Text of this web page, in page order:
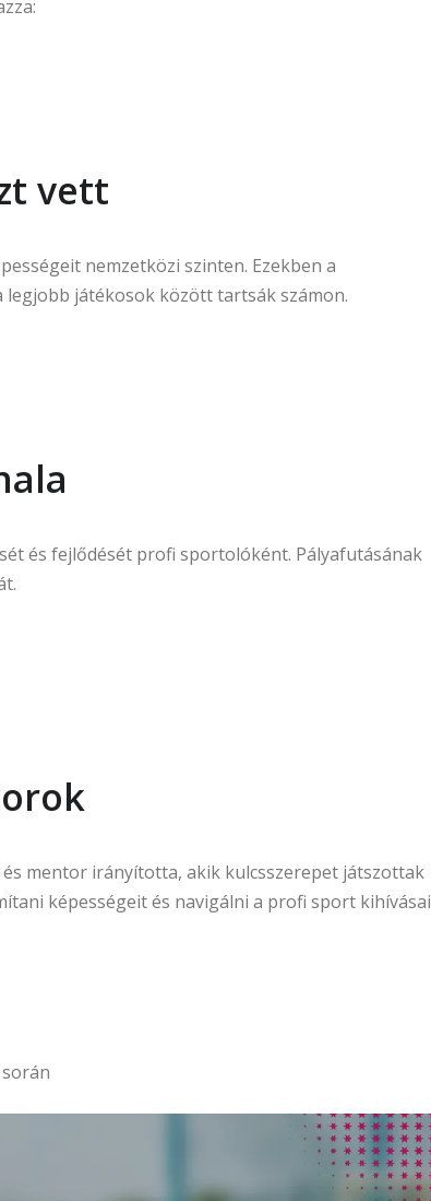
vett
nemzetközi szinten. Ezekben a
játékosok között tartsák számon.
és fejlődését profi sportolóként. Pályafutásának
mentor irányította, akik kulcsszerepet játszottak
képességeit és navigálni a profi sport kihívásai